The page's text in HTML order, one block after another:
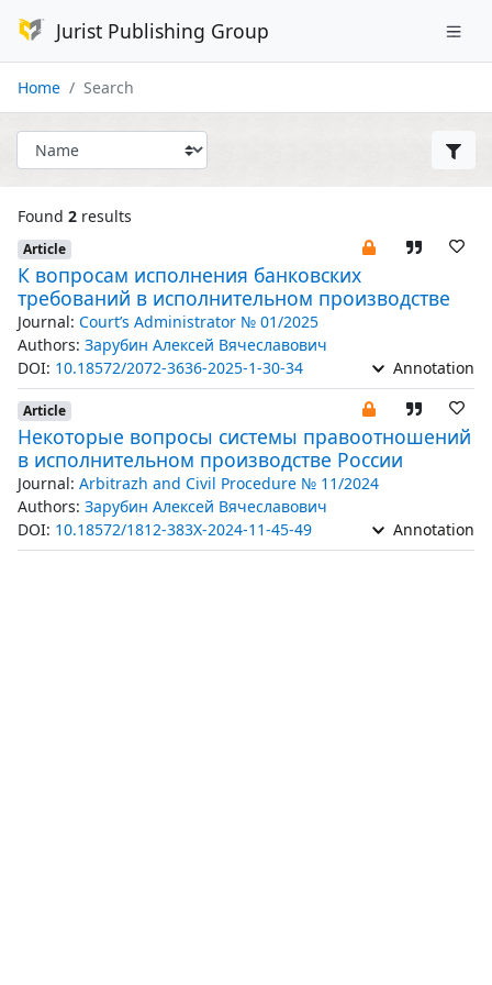
Jurist Publishing Group
Home Search
Found 2 results
Article
К вопросам исполнения банковских
требований в исполнительном производстве
Journal: Court’s Administrator № 01/2025
Authors: Зарубин Алексей Вячеславович
DOI: 10.18572/2072-3636-2025-1-30-34 Annotation
Article
Некоторые вопросы системы правоотношений
в исполнительном производстве России
Journal: Arbitrazh and Civil Procedure № 11/2024
Authors: Зарубин Алексей Вячеславович
DOI: 10.18572/1812-383X-2024-11-45-49 Annotation